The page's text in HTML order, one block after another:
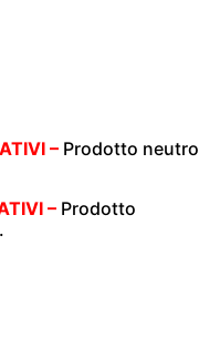
– Prodotto neutro
– Prodotto